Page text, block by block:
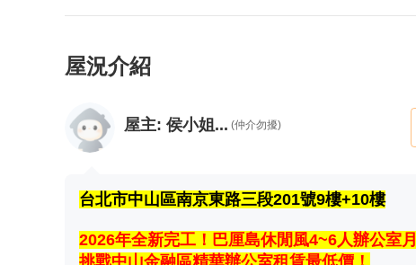
屋況介紹
屋主: 侯小姐... (仲介勿擾)
台北市中山區南京東路三段201號9樓+10樓
2026年全新完工！巴厘島休閒風4~6人辦公室
挑戰中山金融區精華辦公室租賃最低價！